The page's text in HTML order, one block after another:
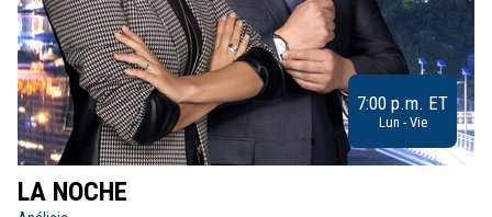
7:00 p.m. ET
Lun - Vie
LA NOCHE